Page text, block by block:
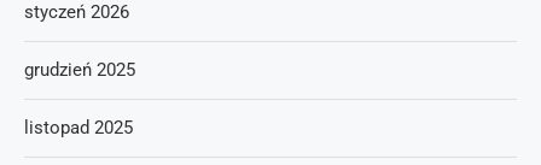
styczeń 2026
grudzień 2025
listopad 2025